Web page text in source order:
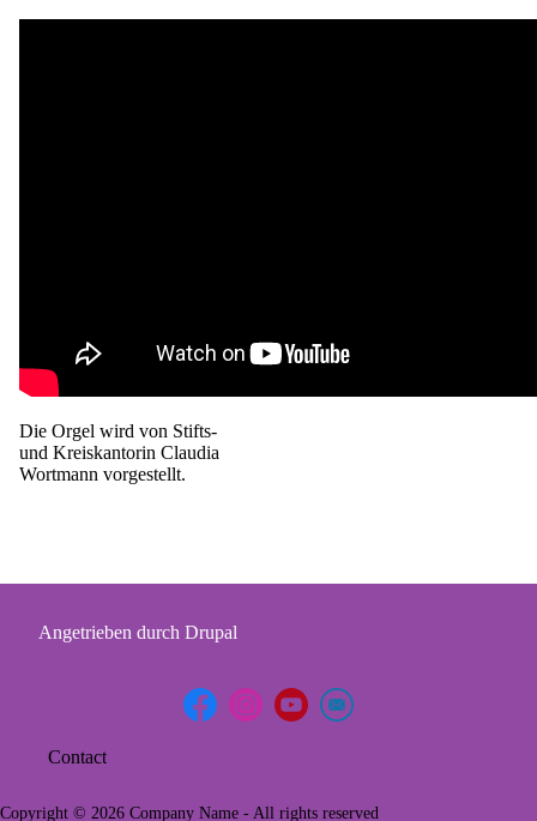
Die Orgel wird von Stifts-
und Kreiskantorin Claudia
Wortmann vorgestellt.
Angetrieben durch Drupal
Footer
menu
Contact
Copyright © 2026 Company Name - All rights reserved